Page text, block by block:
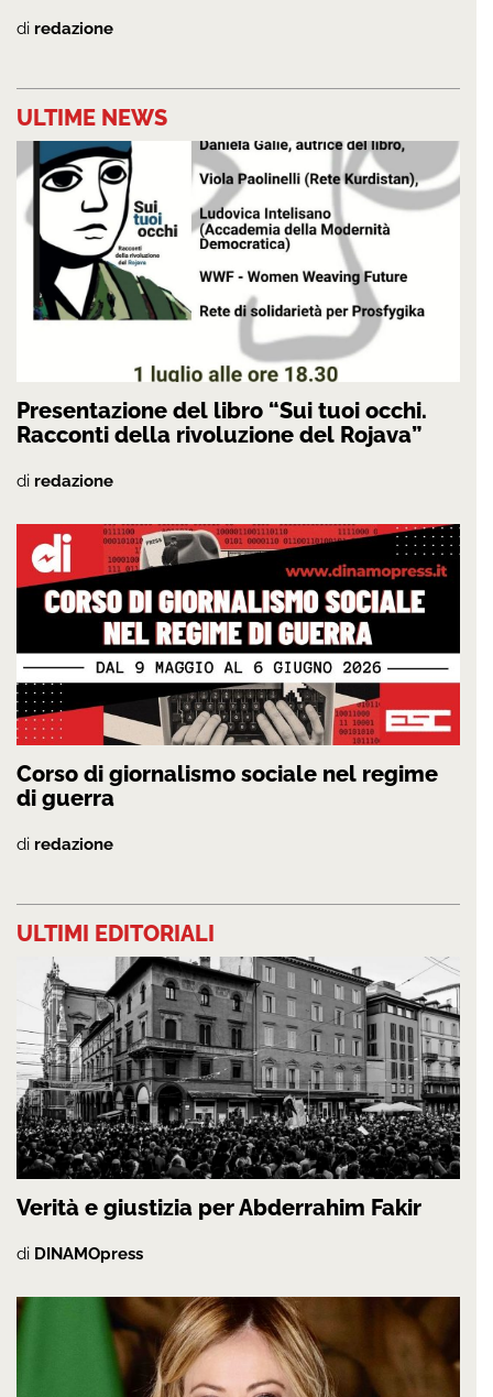
di redazione
ULTIME NEWS
Presentazione del libro “Sui tuoi occhi.
Racconti della rivoluzione del Rojava”
di redazione
Corso di giornalismo sociale nel regime
di guerra
di redazione
ULTIMI EDITORIALI
Verità e giustizia per Abderrahim Fakir
di DINAMOpress